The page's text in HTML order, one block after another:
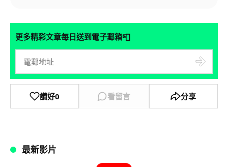
更多精彩文章每日送到電子郵箱📮
讚好0 看留言 分享
最新影片